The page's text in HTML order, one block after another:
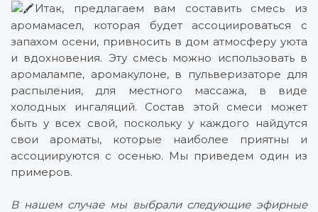
Итак, предлагаем вам составить смесь из
аромамасел, которая будет ассоциироваться с
запахом осени, привносить в дом атмосферу уюта
и вдохновения. Эту смесь можно использовать в
аромалампе, аромакулоне, в пульверизаторе для
распыления, для местного массажа, в виде
холодных ингаляций. Состав этой смеси может
быть у всех свой, поскольку у каждого найдутся
свои ароматы, которые наиболее приятны и
ассоциируются с осенью. Мы приведем один из
примеров.
В нашем случае мы выбрали следующие эфирные